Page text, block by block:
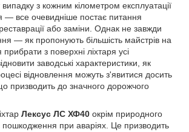
з кожним кілометром експлуатації
— все очевидніше постає питання
або заміни. Однак не завжди
— як пропонують більшість майстрів на
прибрати з поверхні ліхтаря усі
заводські характеристики, як
відновлення можуть з'явитися досить
призводить до значного дорожчого
Лексус ЛС ХФ40 окрім природного
пошкодження при аваріях. Це призводить